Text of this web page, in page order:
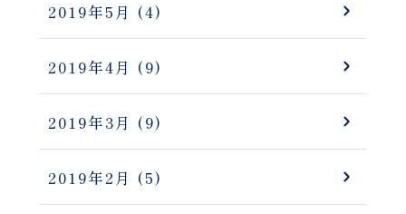
2019年5月 (4)
2019年4月 (9)
2019年3月 (9)
2019年2月 (5)